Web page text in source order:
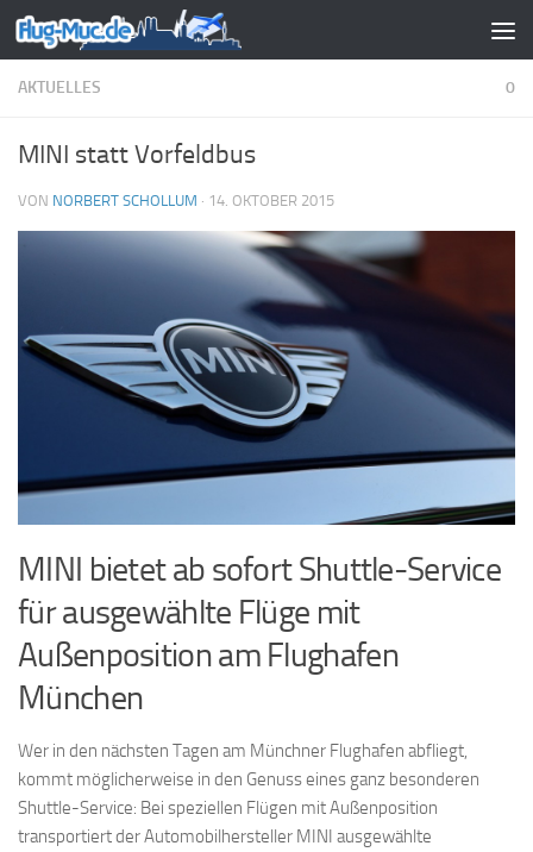
Zum Inhalt springen
AKTUELLES 0
MINI statt Vorfeldbus
VON NORBERT SCHOLLUM · 14. OKTOBER 2015
MINI bietet ab sofort Shuttle-Service
für ausgewählte Flüge mit
Außenposition am Flughafen
München
Wer in den nächsten Tagen am Münchner Flughafen abfliegt,
kommt möglicherweise in den Genuss eines ganz besonderen
Shuttle-Service: Bei speziellen Flügen mit Außenposition
transportiert der Automobilhersteller MINI ausgewählte